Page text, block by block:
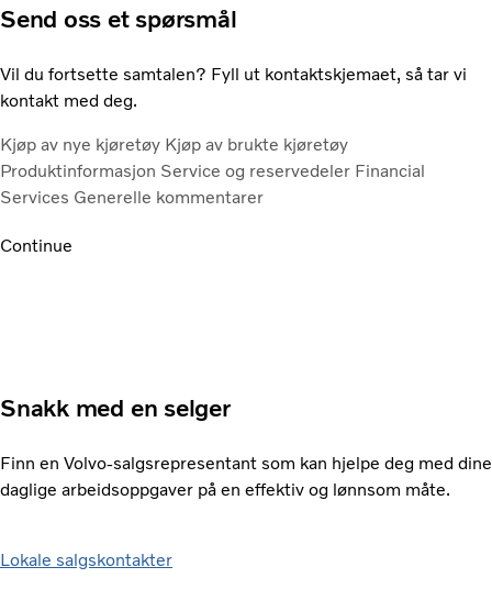
Send oss et spørsmål
Vil du fortsette samtalen? Fyll ut kontaktskjemaet, så tar vi
kontakt med deg.
Kjøp av nye kjøretøy Kjøp av brukte kjøretøy
Produktinformasjon Service og reservedeler Financial
Services Generelle kommentarer
Continue
Snakk med en selger
Finn en Volvo-salgsrepresentant som kan hjelpe deg med dine
daglige arbeidsoppgaver på en effektiv og lønnsom måte.
Lokale salgskontakter